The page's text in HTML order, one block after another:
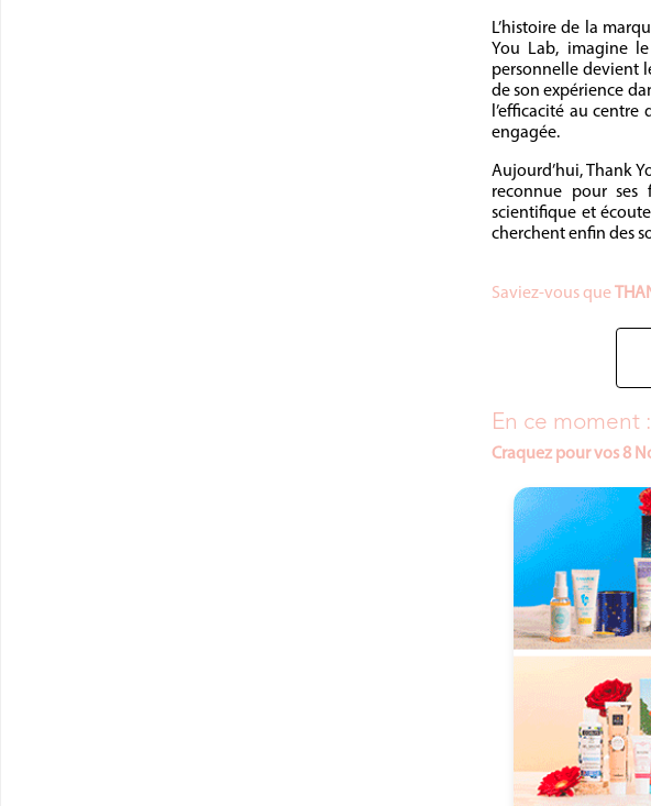
L’histoire de la
You Lab, imagine
personnelle devient
de son expérience
l’efficacité au
engagée.
Aujourd’hui, Thank
reconnue pour ses
scientifique et
cherchent enfin des
Saviez-vous que
En ce moment :
Craquez pour vos 8